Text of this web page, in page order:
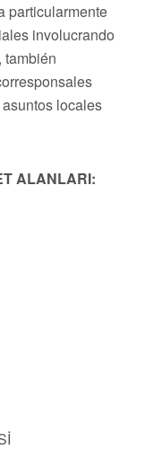
particularmente
involucrando
también
locales
ALANLARI: